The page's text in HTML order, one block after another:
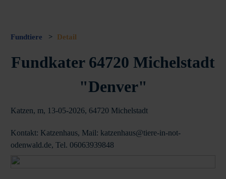
Fundtiere > Detail
Fundkater 64720 Michelstadt
"Denver"
Katzen, m, 13-05-2026, 64720 Michelstadt
Kontakt: Katzenhaus, Mail: katzenhaus@tiere-in-not-
odenwald.de, Tel. 06063939848